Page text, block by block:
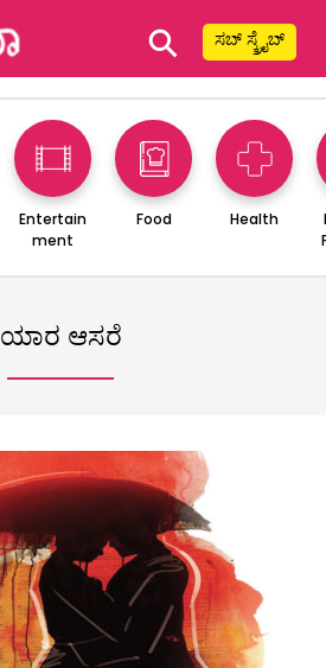
⚲ ಸಬ್ ಸ್ಕ್ರೈಬ್
Entertain
ment
Food Health
ಯಾರ ಆಸರೆ